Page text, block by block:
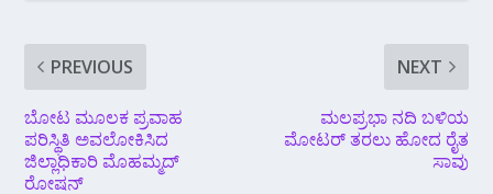
PREVIOUS
ಬೋಟ ಮೂಲಕ ಪ್ರವಾಹ
ಪರಿಸ್ಥಿತಿ ಅವಲೋಕಿಸಿದ
‌ಜಿಲ್ಲಾಧಿಕಾರಿ ಮೊಹಮ್ಮದ್
ರೋಷನ್
NEXT
ಮಲಪ್ರಭಾ ‌ನದಿ ಬಳಿಯ
ಮೋಟರ್ ತರಲು ಹೋದ ರೈತ
ಸಾವು